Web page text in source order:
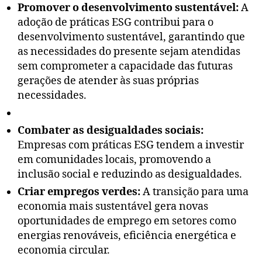
Promover o desenvolvimento sustentável:A
adoção de práticas ESG contribui para o
desenvolvimento sustentável, garantindo que
as necessidades do presente sejam atendidas
sem comprometer a capacidade das futuras
gerações de atender às suas próprias
necessidades.
Combater as desigualdades sociais:
Empresas com práticas ESG tendem a investir
em comunidades locais, promovendo a
inclusão social e reduzindo as desigualdades.
Criar empregos verdes:A transição para uma
economia mais sustentável gera novas
oportunidades de emprego em setores como
energias renováveis, eficiência energética e
economia circular.